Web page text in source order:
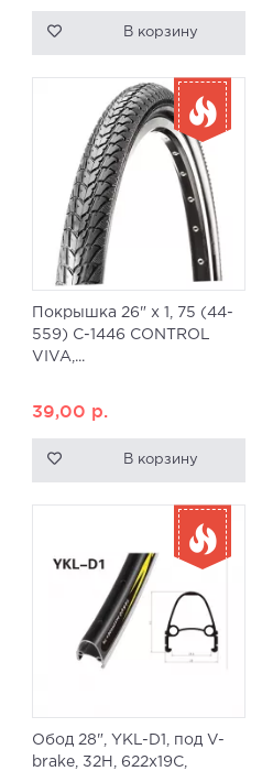
В корзину
Покрышка 26" x 1, 75 (44-
559) C-1446 CONTROL
VIVA,...
39,00 р.
В корзину
Обод 28", YKL-D1, под V-
brake, 32H, 622x19С,